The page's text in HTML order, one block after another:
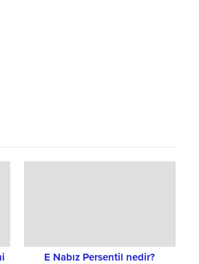
E Nabız Persentil nedir?